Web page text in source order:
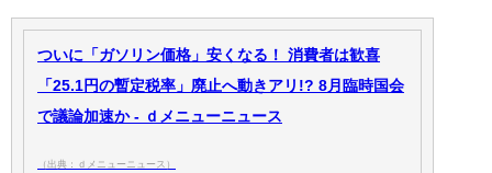
ついに「ガソリン価格」安くなる！ 消費者は歓喜
「25.1円の暫定税率」廃止へ動きアリ!? 8月臨時国会
で議論加速か - ｄメニューニュース
（出典：ｄメニューニュース）